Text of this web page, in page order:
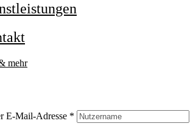
mehr
E-Mail-Adresse *